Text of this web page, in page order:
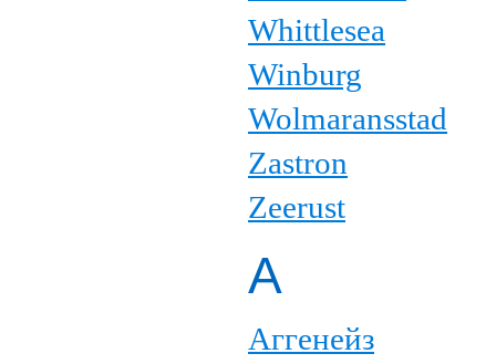
Whittlesea
Winburg
Wolmaransstad
Zastron
Zeerust
А
Аггенейз